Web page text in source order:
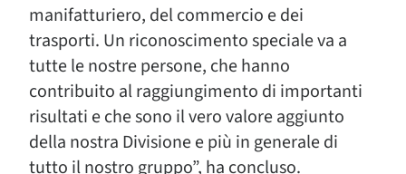
manifatturiero, del commercio e dei
trasporti. Un riconoscimento speciale va a
tutte le nostre persone, che hanno
contribuito al raggiungimento di importanti
risultati e che sono il vero valore aggiunto
della nostra Divisione e più in generale di
tutto il nostro gruppo”, ha concluso.